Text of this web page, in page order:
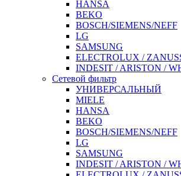
HANSA
BEKO
BOSCH/SIEMENS/NEFF
LG
SAMSUNG
ELECTROLUX /
INDESIT / ARISTON /
Сетевой фильтр
УНИВЕРСАЛЬНЫЙ
MIELE
HANSA
BEKO
BOSCH/SIEMENS/NEFF
LG
SAMSUNG
INDESIT / ARISTON /